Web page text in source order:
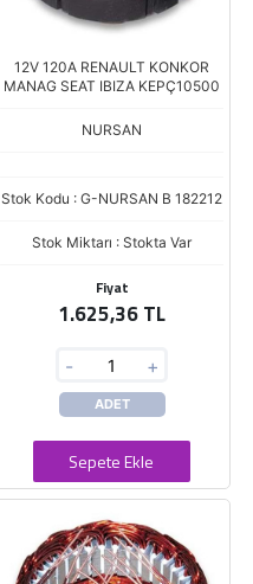
12V 120A RENAULT KONKOR
MANAG SEAT IBIZA KEPÇ10500
NURSAN
Stok Kodu : G-NURSAN B 182212
Stok Miktarı : Stokta Var
Fiyat
1.625,36 TL
- +
ADET
Sepete Ekle